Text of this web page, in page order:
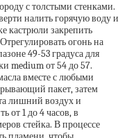
с толстыми стенками.
налить горячую воду и
кастрюли закрепить
огонь на
49-53 градуса для
medium от 54 до 57.
вместе с любыми
пакет, затем
лишний воздух и
от 1 до 4 часов, в
стейка. В процессе